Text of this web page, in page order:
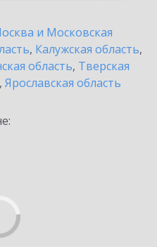
и Московская
, Калужская область,
область, Тверская
, Ярославская область